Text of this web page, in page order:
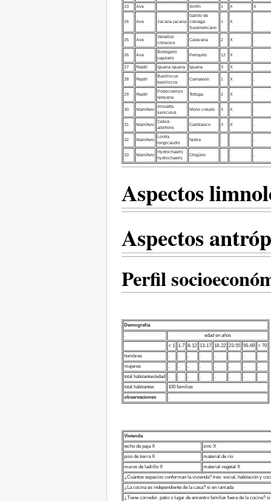
23 Ave Sinfín 1 X X
24 Ave Jacana jacana
Gallito de
ciénaga
Suramericano
1 X
25 Ave
Vanellus
chilensis
Caravana 2 X
26 Ave
Brotogeris
jugularis
Periquito 12 X
27 Reptil Iguana iguana Iguana 3 X
28 Reptil
Basiliscus
basiliscus
Camaleón 1 X
29 Reptil
Podocnemys
lewyana
Tortuga 2 X
30 Mamífero
Alouatta
seniculus
Mono cotudo 3 X
31 Mamífero
Cebus
albifrons
Cariblanco 3 X
32 Mamífero
Lontra
longicaudis
Nutria
33 Mamífero
Hydrochaeris
hydrochaeris
Chigüiro
Aspectos
Aspectos
Perfil
Demografía
.
edad en años
.
< 1 1-7 8-12 13-17 18-22 23-55 56-69 > 70
hombres
. . . . . . .
.
mujeres
. . . . . . .
.
total habitantes/edad
. . . . . . .
.
total habitantes
100 familias
observaciones
.
Vivienda
techo de paja X
zinc X
piso de tierra X
material de río
muros de ladrillo X
material vegetal X
¿Cuántos espacios conforman la vivienda? tres: social, habitación y
¿La cocina es independiente de la casa? si en ramada
¿Tiene corredor, patio o lugar de encentro familiar fuera de la cocina? si